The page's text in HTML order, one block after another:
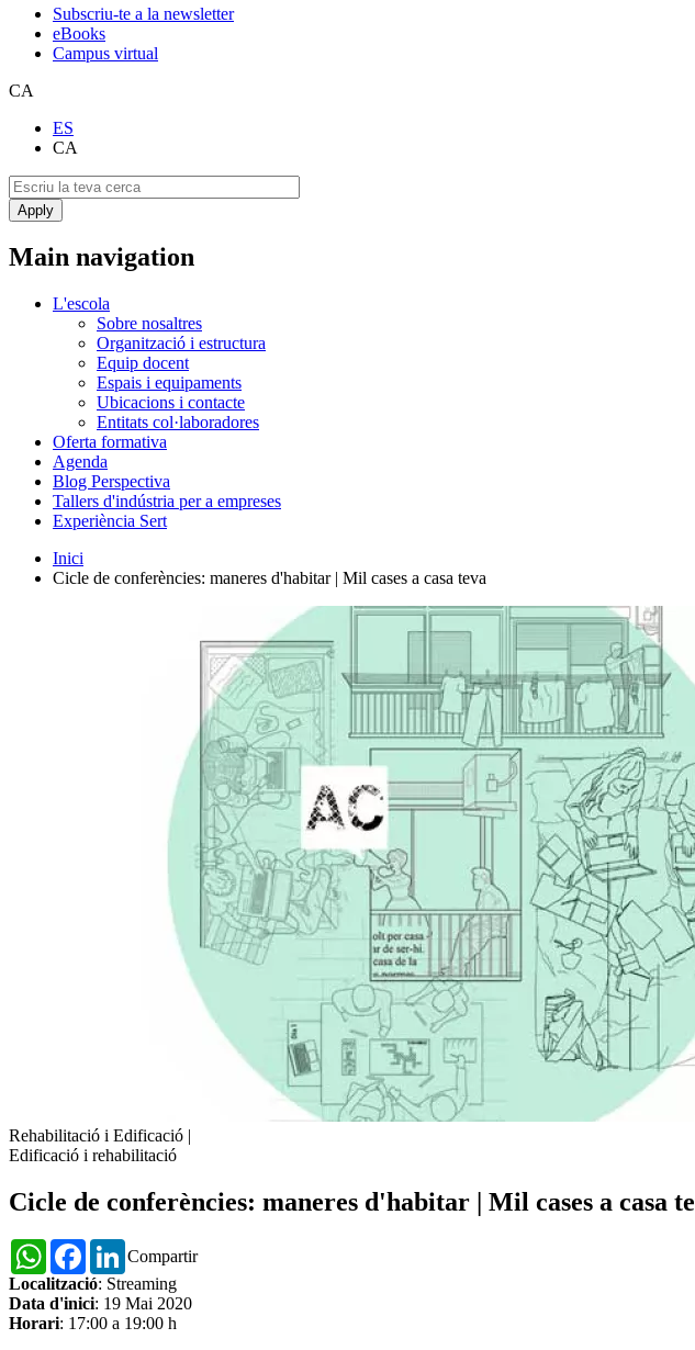
Subscriu-te a la newsletter
eBooks
Campus virtual
CA
ES
CA
Main navigation
L'escola
Sobre nosaltres
Organització i estructura
Equip docent
Espais i equipaments
Ubicacions i contacte
Entitats col·laboradores
Oferta formativa
Agenda
Blog Perspectiva
Tallers d'indústria per a empreses
Experiència Sert
Inici
Cicle de conferències: maneres d'habitar | Mil cases a casa teva
Rehabilitació i Edificació |
Edificació i rehabilitació
Cicle de conferències: maneres d'habitar | Mil cases a casa
Compartir
WhatsAppFacebookLinkedIn
Localització: Streaming
Data d'inici: 19 Mai 2020
Horari: 17:00 a 19:00 h